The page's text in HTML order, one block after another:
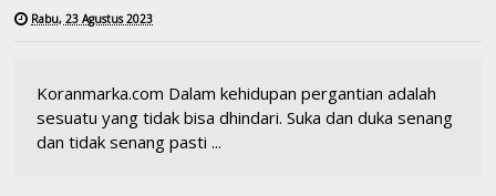
Rabu, 23 Agustus 2023
Koranmarka.com Dalam kehidupan pergantian adalah
sesuatu yang tidak bisa dhindari. Suka dan duka senang
dan tidak senang pasti ...